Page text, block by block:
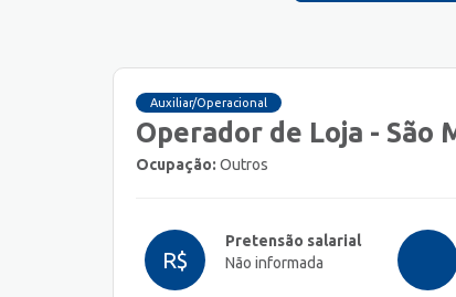
Auxiliar/Operacional
Operador de Loja - São
Ocupação: Outros
R$
Pretensão salarial
Não informada